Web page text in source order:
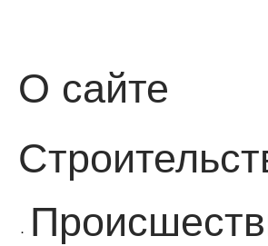
О сайте
·